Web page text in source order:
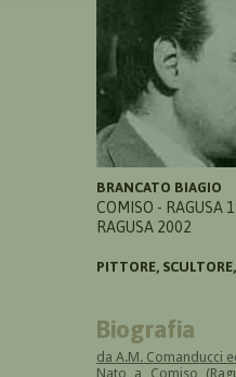
BRANCATO BIAGIO
COMISO - RAGUSA
RAGUSA 2002
PITTORE,
Biografia
da A.M. Comanducci
Nato a Comiso